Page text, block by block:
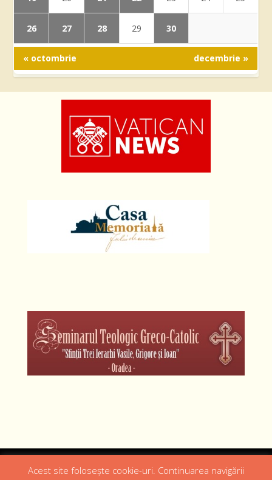
26 27 28 29 30
« octombrie decembrie »
Acest site folosește cookie-uri. Continuarea navigării